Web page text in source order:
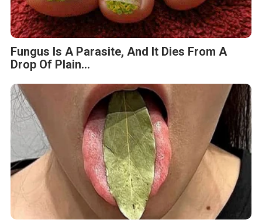
Fungus Is A Parasite, And It Dies From A
Drop Of Plain...